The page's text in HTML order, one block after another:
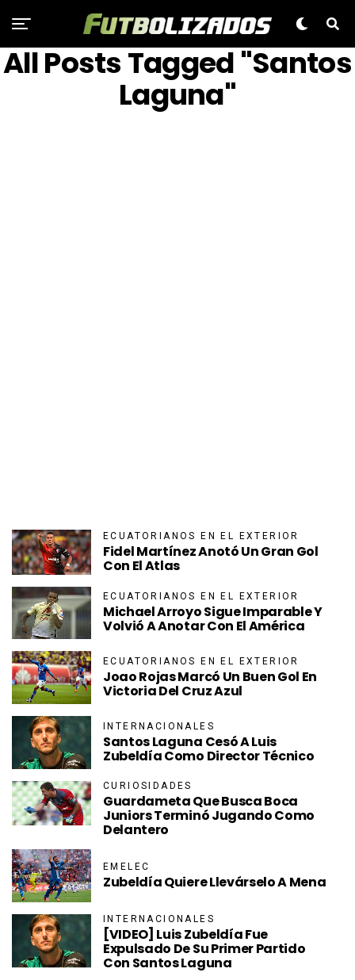
All Posts Tagged "Santos
Laguna"
ECUATORIANOS EN EL EXTERIOR
Fidel Martínez Anotó Un Gran Gol
Con El Atlas
ECUATORIANOS EN EL EXTERIOR
Michael Arroyo Sigue Imparable Y
Volvió A Anotar Con El América
ECUATORIANOS EN EL EXTERIOR
Joao Rojas Marcó Un Buen Gol En
Victoria Del Cruz Azul
INTERNACIONALES
Santos Laguna Cesó A Luis
Zubeldía Como Director Técnico
CURIOSIDADES
Guardameta Que Busca Boca
Juniors Terminó Jugando Como
Delantero
EMELEC
Zubeldía Quiere Llevárselo A Mena
INTERNACIONALES
[VIDEO] Luis Zubeldía Fue
Expulsado De Su Primer Partido
Con Santos Laguna